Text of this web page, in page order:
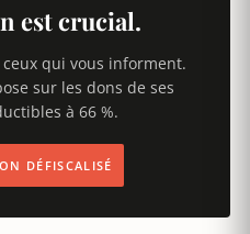
est crucial.
qui vous informent.
sur les dons de ses
à 66 %.
DÉFISCALISÉ